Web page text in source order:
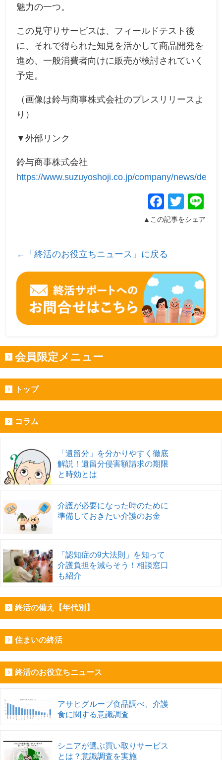
魅力の一つ。
この見守りサービスは、フィールドテスト後
に、それで得られた知見を活かして商品開発を
進め、一般消費者向けに販売が検討されていく
予定。
（画像は鈴与商事株式会社のプレスリリースよ
り）
▼外部リンク
鈴与商事株式会社
https://www.suzuyoshoji.co.jp/company/news/
▲この記事をシェア
←「終活のお役立ちニュース」に戻る
会員限定メニュー
トップ
コラム
「遺留分」を分かりやすく徹底
解説！遺留分侵害額請求の期限
と時効とは
介護が必要になった時のために
準備しておきたい介護のお金
「認知症の9大法則」を知って
介護負担を減らそう！相談窓口
も紹介
終活の備え【年代別】
住まいの終活
終活のお役立ちニュース
アサヒグループ食品調べ、介護
食に関する意識調査
シニアが選ぶ買い取りサービス
とは？意識調査を実施